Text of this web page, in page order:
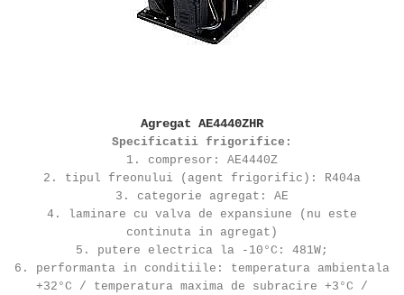
REZISTENTE DIGIVRARE
Ventilatoare WEIGUANG
Ventilatoare turbina
VENTILATOARE AXIALE
Compresoare Cubigel R134a
Compresoare Cubigel R404a
VAPORIZATOARE LU-VE
Agregat AE4440ZHR
Specificatii frigorifice:
1. compresor: AE4440Z
2. tipul freonului (agent frigorific): R404a
3. categorie agregat: AE
4. laminare cu valva de expansiune (nu este
continuta in agregat)
5. putere electrica la -10°C: 481W;
6. performanta in conditiile: temperatura ambientala
+32°C / temperatura maxima de subracire +3°C /